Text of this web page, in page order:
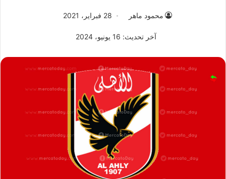
محمود ماهر 28 فبراير، 2021
آخر تحديث: 16 يونيو، 2024